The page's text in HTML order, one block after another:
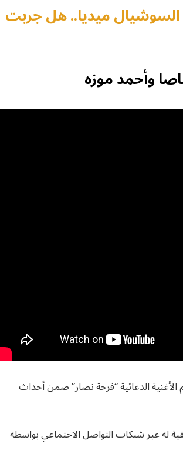
السوشيال ميديا.. هل جربت
وأحمد موزه
الدعائية “فرحة نصار” ضمن أحداث
له عبر شبكات التواصل الاجتماعي بواسطة